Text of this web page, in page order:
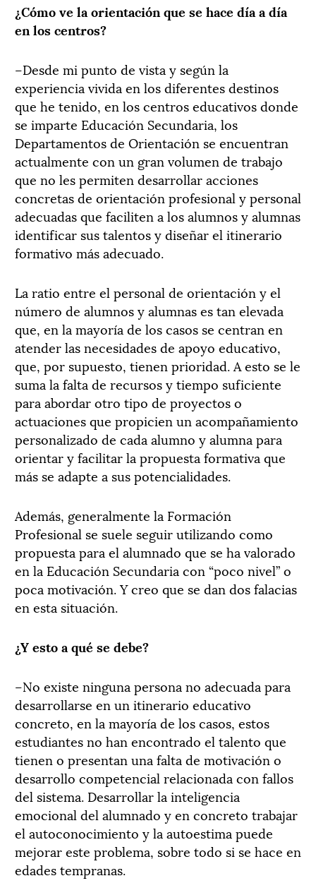
¿Cómo ve la orientación que se hace día a día
en los centros?
–Desde mi punto de vista y según la
experiencia vivida en los diferentes destinos
que he tenido, en los centros educativos donde
se imparte Educación Secundaria, los
Departamentos de Orientación se encuentran
actualmente con un gran volumen de trabajo
que no les permiten desarrollar acciones
concretas de orientación profesional y personal
adecuadas que faciliten a los alumnos y alumnas
identificar sus talentos y diseñar el itinerario
formativo más adecuado.
La ratio entre el personal de orientación y el
número de alumnos y alumnas es tan elevada
que, en la mayoría de los casos se centran en
atender las necesidades de apoyo educativo,
que, por supuesto, tienen prioridad. A esto se le
suma la falta de recursos y tiempo suficiente
para abordar otro tipo de proyectos o
actuaciones que propicien un acompañamiento
personalizado de cada alumno y alumna para
orientar y facilitar la propuesta formativa que
más se adapte a sus potencialidades.
Además, generalmente la Formación
Profesional se suele seguir utilizando como
propuesta para el alumnado que se ha valorado
en la Educación Secundaria con “poco nivel” o
poca motivación. Y creo que se dan dos falacias
en esta situación.
¿Y esto a qué se debe?
–No existe ninguna persona no adecuada para
desarrollarse en un itinerario educativo
concreto, en la mayoría de los casos, estos
estudiantes no han encontrado el talento que
tienen o presentan una falta de motivación o
desarrollo competencial relacionada con fallos
del sistema. Desarrollar la inteligencia
emocional del alumnado y en concreto trabajar
el autoconocimiento y la autoestima puede
mejorar este problema, sobre todo si se hace en
edades tempranas.